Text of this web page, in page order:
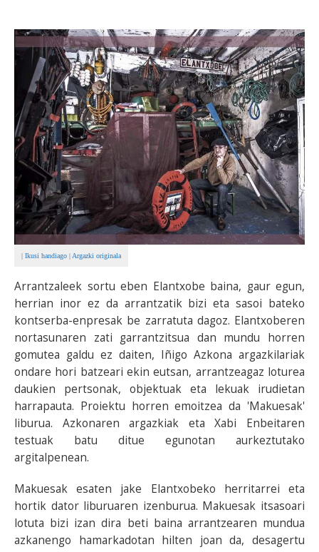
| Ikusi handiago |Argazki originala
Arrantzaleek sortu eben Elantxobe baina, gaur egun,
herrian inor ez da arrantzatik bizi eta sasoi bateko
kontserba-enpresak be zarratuta dagoz. Elantxoberen
nortasunaren zati garrantzitsua dan mundu horren
gomutea galdu ez daiten, Iñigo Azkona argazkilariak
ondare hori batzeari ekin eutsan, arrantzeagaz loturea
daukien pertsonak, objektuak eta lekuak irudietan
harrapauta. Proiektu horren emoitzea da 'Makuesak'
liburua. Azkonaren argazkiak eta Xabi Enbeitaren
testuak batu ditue egunotan aurkeztutako
argitalpenean.
Makuesak esaten jake Elantxobeko herritarrei eta
hortik dator liburuaren izenburua. Makuesak itsasoari
lotuta bizi izan dira beti baina arrantzearen mundua
azkanengo hamarkadotan hilten joan da, desagertu